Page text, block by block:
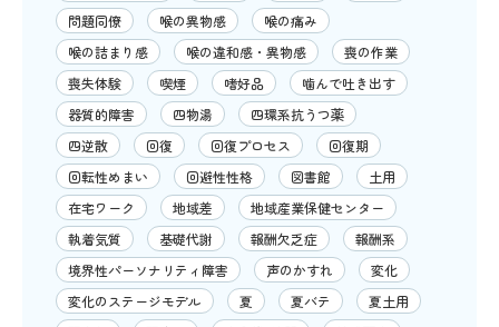
問題同僚
喉の異物感
喉の痛み
喉の詰まり感
喉の違和感・異物感
喪の作業
喪失体験
喫煙 嗜好品
噛んで吐き出す
器質的障害
四物湯
四環系抗うつ薬
四逆散
回復 回復プロセス
回復期
回転性めまい
回避性性格 図書館
土用
在宅ワーク
地域差
地域産業保健センター
執着気質
基礎代謝 報酬欠乏症
報酬系
境界性パーソナリティ障害
声のかすれ
変化
変化のステージモデル
夏 夏バテ
夏土用